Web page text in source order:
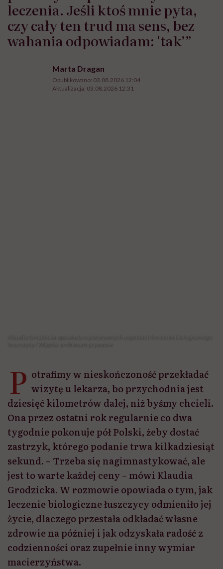
leczenia. Jeśli ktoś mnie pyta,
czy cały ten trud ma sens, bez
wahania odpowiadam: 'tak’”
Marta Dragan
Opublikowano: 03.08.2026 12:04
Aktualizacja: 03.08.2026 12:31
P otrafimy w nieskończoność przekładać
wizytę u lekarza, bo przychodnia jest
dziesięć kilometrów dalej, niż byśmy chcieli.
Ona przez ostatni rok regularnie co dwa
tygodnie pokonuje pół Polski, żeby dostać
zastrzyk, którego podanie trwa kilkadziesiąt
sekund. – Trzeba się nagimnastykować, ale
jest to warte każdej ceny – mówi Klaudia
Grodzicka. W rozmowie opowiada o tym, jak
leczenie biologiczne łuszczycy odmieniło jej
życie, dlaczego przestała odkładać własne
zdrowie na później i jak odzyskała radość z
codzienności oraz zupełnie inny wymiar
macierzyństwa.